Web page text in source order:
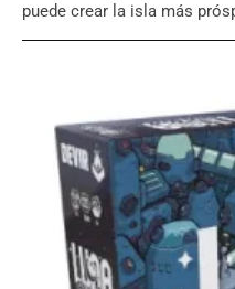
puede crear la isla más